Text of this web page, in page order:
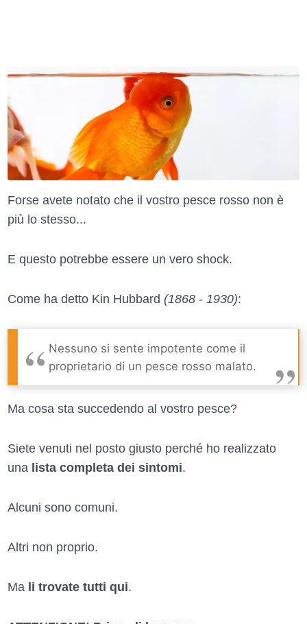
Forse avete notato che il vostro pesce rosso non è
più lo stesso...
E questo potrebbe essere un vero shock.
Come ha detto Kin Hubbard (1868 - 1930):
Nessuno si sente impotente come il
proprietario di un pesce rosso malato.
Ma cosa sta succedendo al vostro pesce?
Siete venuti nel posto giusto perché ho realizzato
una lista completa dei sintomi.
Alcuni sono comuni.
Altri non proprio.
Ma li trovate tutti qui.